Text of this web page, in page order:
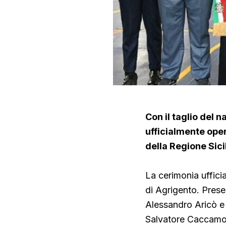
Con il taglio del
ufficialmente
della Regione
La cerimonia
di Agrigento.
Alessandro Aricò
Salvatore